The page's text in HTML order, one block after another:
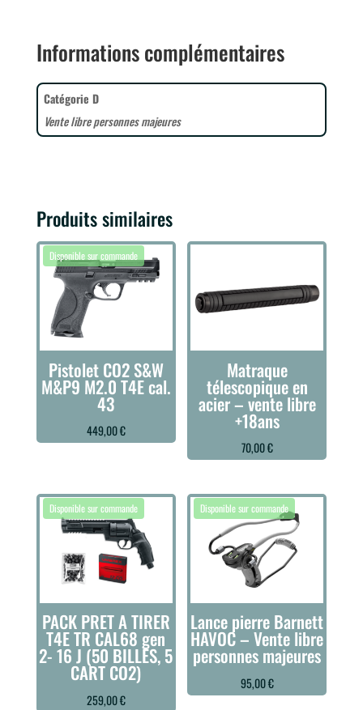
Informations complémentaires
Catégorie D
Vente libre personnes majeures
Produits similaires
Pistolet CO2 S&W
M&P9 M2.0 T4E cal.
43
449,00€
Matraque
télescopique en
acier – vente libre
+18ans
70,00€
PACK PRET A TIRER
T4E TR CAL68 gen
2- 16 J (50 BILLES, 5
CART CO2)
259,00€
Lance pierre Barnett
HAVOC – Vente libre
personnes majeures
95,00€